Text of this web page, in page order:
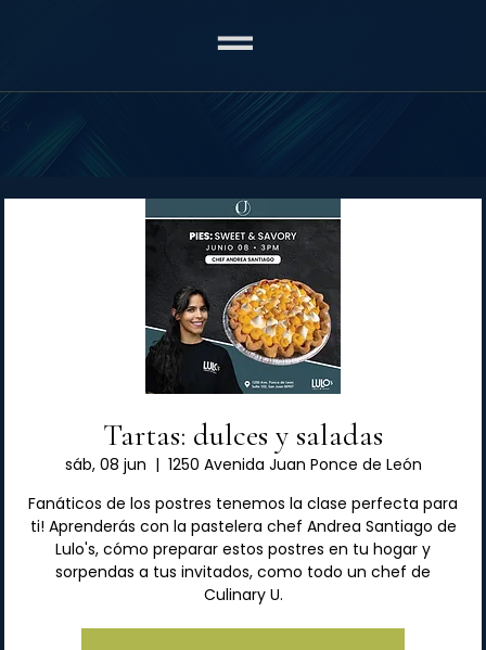
Tartas: dulces y saladas
sáb, 08 jun
  |
1250 Avenida Juan Ponce de León
Fanáticos de los postres tenemos la clase perfecta para
ti! Aprenderás con la pastelera chef Andrea Santiago de
Lulo's, cómo preparar estos postres en tu hogar y
sorpendas a tus invitados, como todo un chef de
Culinary U.